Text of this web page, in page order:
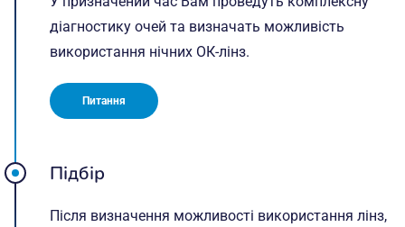
діагностику очей та визначать можливість
використання нічних ОК-лінз.
Питання
Підбір
Після визначення можливості використання лінз,